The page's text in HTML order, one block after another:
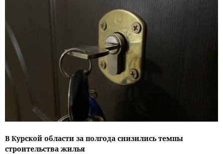
В Курской области за полгода снизились темпы
строительства жилья